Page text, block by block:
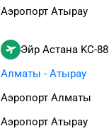
Аэропорт Атырау
Эйр Астана KC-88
Алматы - Атырау
Аэропорт Алматы
Аэропорт Атырау